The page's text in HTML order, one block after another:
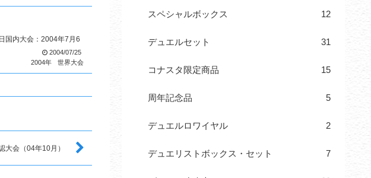
国内大会：2004年7月6
2004/07/25
2004年
世界大会
大会（04年10月）
スペシャルボックス 12
デュエルセット 31
コナスタ限定商品 15
周年記念品 5
デュエルロワイヤル 2
デュエリストボックス・セット 7